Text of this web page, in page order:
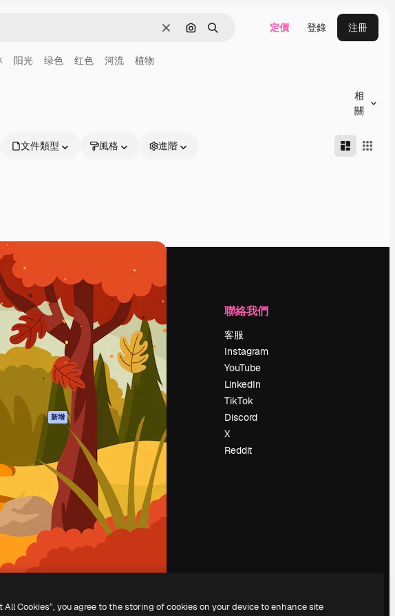
清除 通過圖像搜索
搜尋 定價 登錄 注冊
阳光 绿色 红色 河流 植物
相
關
文件類型 風格 進階
開始使用
Academy
文件
客服
隱私政策
原創作品 新增
Cookie 政策
信任中心
聯盟夥伴
公司
定價
關於我們
評論
工作機會
搜索趨勢
博客
聚會活動
Slidesgo
出售內容
新聞室
正在尋找
magnific.ai
聯絡我們
客服
Instagram
YouTube
LinkedIn
TikTok
Discord
X
Reddit
All Cookies”, you agree to the storing of cookies on your device to enhance site